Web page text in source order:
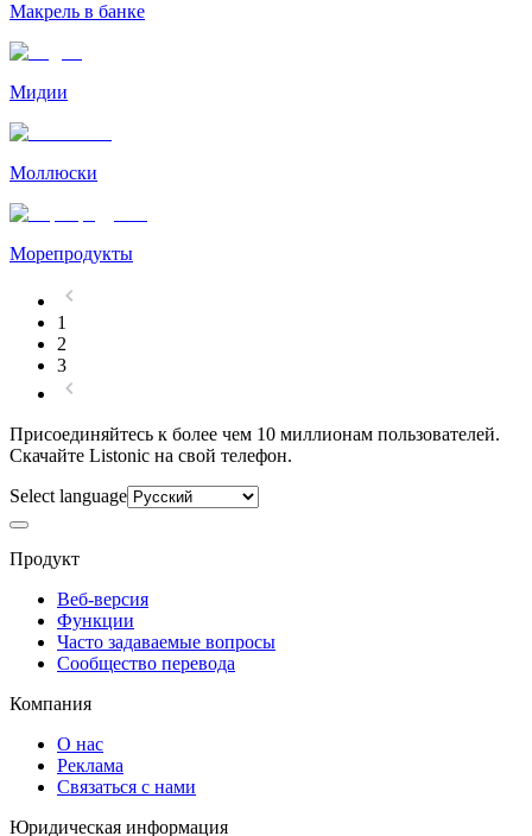
Макрель в банке
Мидии
Моллюски
Морепродукты
1
2
3
Присоединяйтесь к более чем 10 миллионам пользователей.
Скачайте Listonic на свой телефон.
Select language
Продукт
Веб-версия
Функции
Часто задаваемые вопросы
Сообщество перевода
Компания
О нас
Реклама
Связаться с нами
Юридическая информация